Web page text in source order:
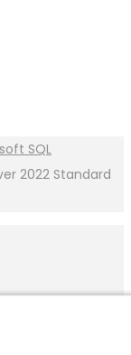
SQL
2022 Standard